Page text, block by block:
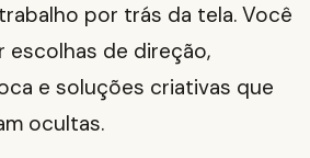
por trás da tela. Você
escolhas de direção,
e soluções criativas que
ocultas.